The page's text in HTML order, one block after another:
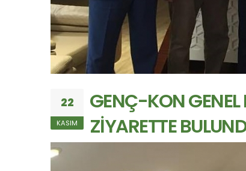
22
KASIM
GENÇ-KON GENEL
ZİYARETTE